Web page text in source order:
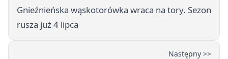
Gnieźnieńska wąskotorówka wraca na tory. Sezon
rusza już 4 lipca
Następny >>